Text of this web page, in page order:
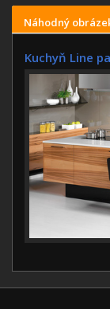
Náhodný
Kuchyň Line